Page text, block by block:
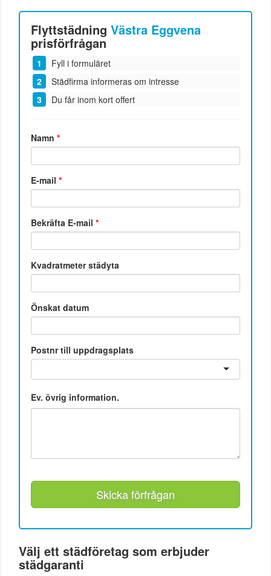
FlyttstädningVästra Eggvena
prisförfrågan
Fyll i formuläret
Städfirma informeras om intresse
Du får inom kort offert
Namn*
E-mail*
Bekräfta E-mail*
Kvadratmeter städyta
Önskat datum
Postnr till uppdragsplats
Ev. övrig information.
Skicka förfrågan
Välj ett städföretag som erbjuder
städgaranti